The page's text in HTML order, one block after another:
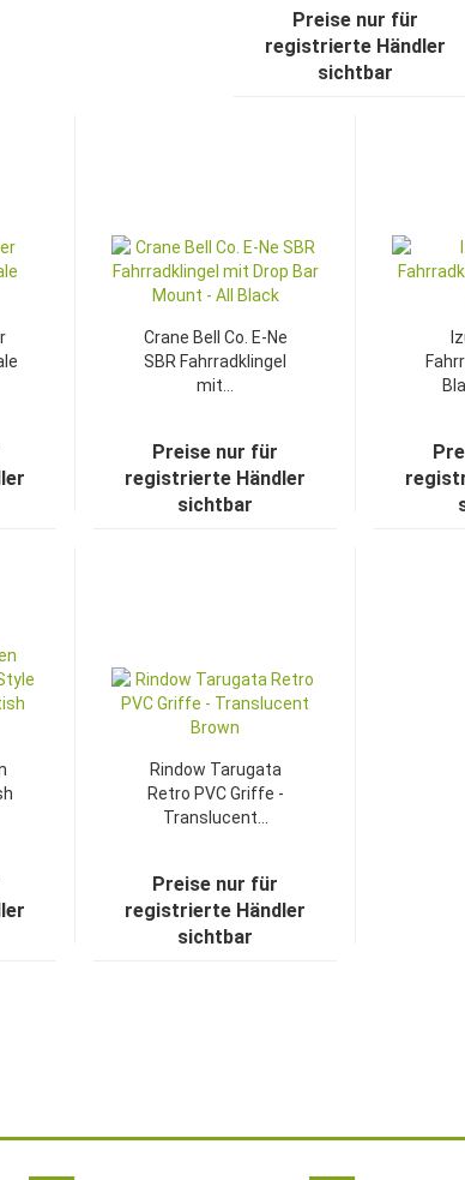
Preise nur für
registrierte Händler
sichtbar
Crane Bell Co. E-Ne
SBR Fahrradklingel
mit...
Preise nur für
registrierte Händler
sichtbar
Rindow Tarugata
Retro PVC Griffe -
Translucent...
Preise nur für
registrierte Händler
sichtbar